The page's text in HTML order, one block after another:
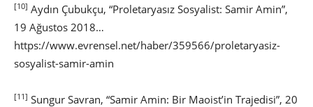
[10] Aydın Çubukçu, “Proletaryasız Sosyalist: Samir Amin”,
19 Ağustos 2018…
https://www.evrensel.net/haber/359566/proletaryasiz-
sosyalist-samir-amin
[11] Sungur Savran, “Samir Amin: Bir Maoist’in Trajedisi”, 20